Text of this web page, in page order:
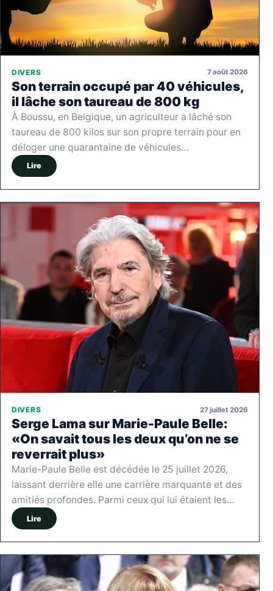
DIVERS 7 août 2026
Son terrain occupé par 40 véhicules,
il lâche son taureau de 800 kg
À Boussu, en Belgique, un agriculteur a lâché son
taureau de 800 kilos sur son propre terrain pour en
déloger une quarantaine de véhicules…
Lire
DIVERS 27 juillet 2026
Serge Lama sur Marie-Paule Belle:
«On savait tous les deux qu’on ne se
reverrait plus»
Marie-Paule Belle est décédée le 25 juillet 2026,
laissant derrière elle une carrière marquante et des
amitiés profondes. Parmi ceux qui lui étaient les…
Lire